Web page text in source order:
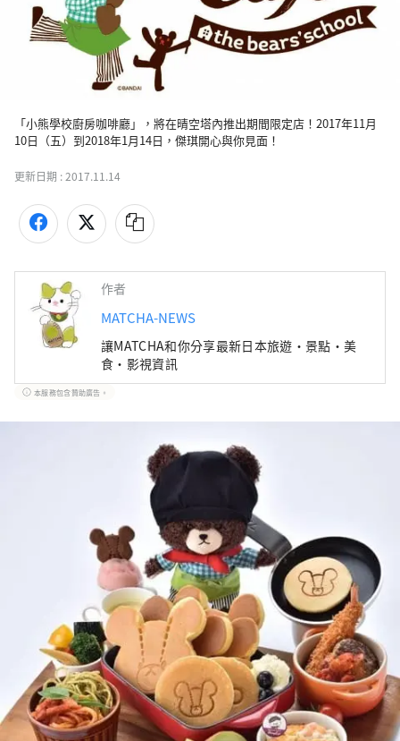
「小熊學校廚房咖啡廳」，將在晴空塔內推出期間限定店！2017年11月
10日（五）到2018年1月14日，傑琪開心與你見面！
更新日期 :2017.11.14
作者
MATCHA-NEWS
讓MATCHA和你分享最新日本旅遊・景點・美
食・影視資訊
本服務包含贊助廣告。